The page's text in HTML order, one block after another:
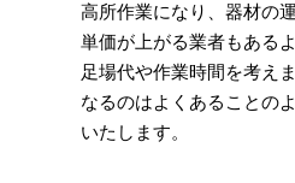
高所作業になり、器材の
単価が上がる業者もあるよ
足場代や作業時間を考え
なるのはよくあることの
いたします。